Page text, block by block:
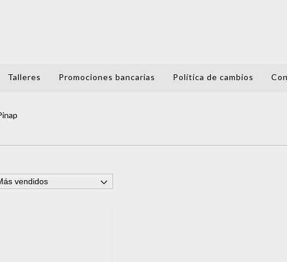
Talleres Promociones bancarias Política de cambios